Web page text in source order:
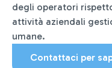
degli operatori
attività aziendali
umane.
Contattaci per